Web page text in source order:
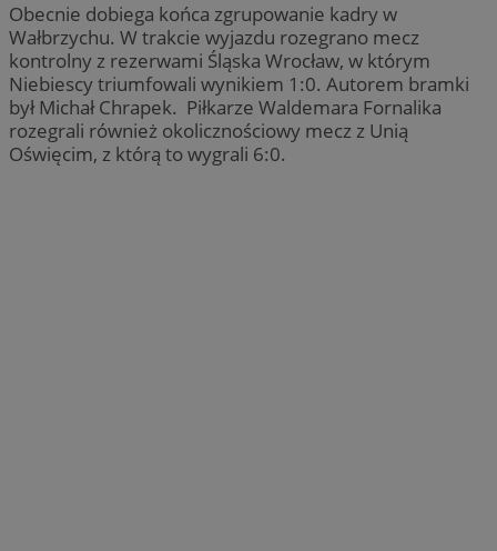
Obecnie dobiega końca zgrupowanie kadry w
Wałbrzychu. W trakcie wyjazdu rozegrano mecz
kontrolny z rezerwami Śląska Wrocław, w którym
Niebiescy triumfowali wynikiem 1:0. Autorem bramki
był Michał Chrapek. Piłkarze Waldemara Fornalika
rozegrali również okolicznościowy mecz z Unią
Oświęcim, z którą to wygrali 6:0.